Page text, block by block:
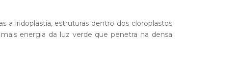
a iridoplastia, estruturas dentro dos cloroplastos
energia da luz verde que penetra na densa